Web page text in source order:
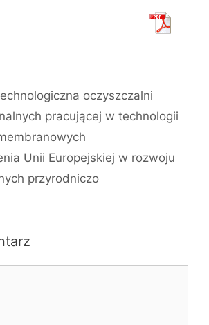
oczyszczalni
pracującej w technologii
Unii Europejskiej w rozwoju
przyrodniczo